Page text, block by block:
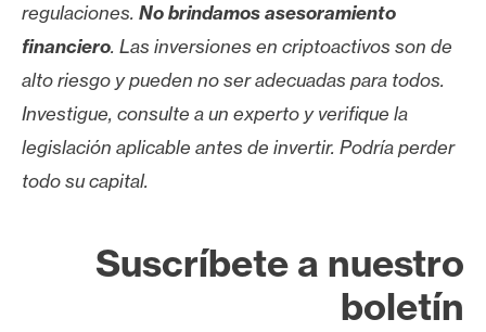
regulaciones. No brindamos asesoramiento
financiero. Las inversiones en criptoactivos son de
alto riesgo y pueden no ser adecuadas para todos.
Investigue, consulte a un experto y verifique la
legislación aplicable antes de invertir. Podría perder
todo su capital.
Suscríbete a nuestro
boletín